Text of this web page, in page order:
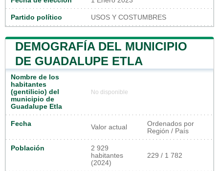
Partido político USOS Y COSTUMBRES
DEMOGRAFÍA DEL MUNICIPIO
DE GUADALUPE ETLA
Nombre de los
habitantes
(gentilicio) del
municipio de
Guadalupe Etla
No disponible
Fecha Valor actual
Ordenados por
Región / País
Población
2 929
habitantes
(2024)
229 / 1 782